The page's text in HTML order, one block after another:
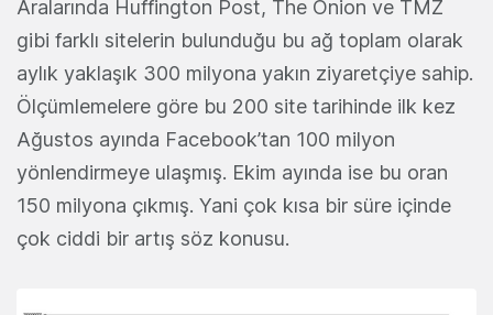
Aralarında Huffington Post, The Onion ve TMZ
gibi farklı sitelerin bulunduğu bu ağ toplam olarak
aylık yaklaşık 300 milyona yakın ziyaretçiye sahip.
Ölçümlemelere göre bu 200 site tarihinde ilk kez
Ağustos ayında Facebook’tan 100 milyon
yönlendirmeye ulaşmış. Ekim ayında ise bu oran
150 milyona çıkmış. Yani çok kısa bir süre içinde
çok ciddi bir artış söz konusu.